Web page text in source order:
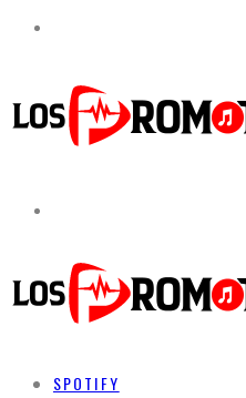
SPOTIFY